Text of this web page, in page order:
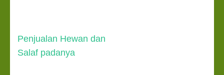
Navigasi
pos
Penjualan Hewan dan
Salaf padanya